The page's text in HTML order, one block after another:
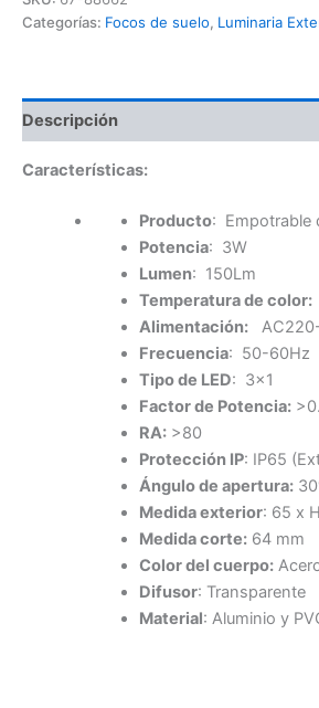
INOX
Categorías: Focos de suelo, Luminaria
Descripción
Características:
Producto: Empotrable
Potencia: 3W
Lumen: 150Lm
Temperatura de color:
Alimentación:
Frecuencia: 50-60Hz
Tipo de LED: 3×1
Factor de Potencia:
RA:>80
Protección IP: IP65
Ángulo de apertura:
Medida exterior: 65 x
Medida corte:64 mm
Color del cuerpo:
Difusor: Transparente
Material: Aluminio y